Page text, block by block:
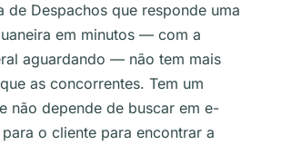
de Despachos que responde uma
em minutos — com a
aguardando — não tem mais
as concorrentes. Tem um
não depende de buscar em e-
o cliente para encontrar a